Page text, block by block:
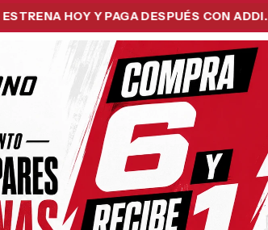
HOY Y PAGA DESPUÉS CON ADDI.
Home SneakersTecnologíaRopa de Hombre